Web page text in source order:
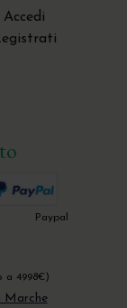
Accedi
Paypal
a 4998€)
Marche